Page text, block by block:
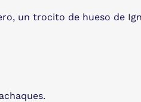
un trocito de hueso de